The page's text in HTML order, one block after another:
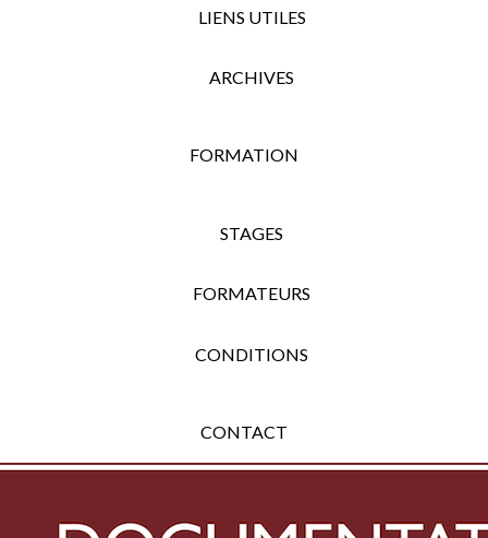
LIENS UTILES
ARCHIVES
FORMATION
STAGES
FORMATEURS
CONDITIONS
CONTACT